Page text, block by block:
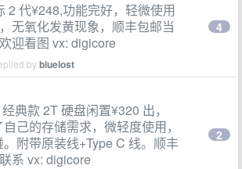
2 代¥248,功能完好，轻微使用
无氧化发黄现象，顺丰包邮当
迎看图 vx: digicore
bybluelost
4
典款 2T 硬盘闲置¥320 出，
己的存储需求，微轻度使用，
附带原装线+Type C 线。顺丰
系 vx: digicore
2